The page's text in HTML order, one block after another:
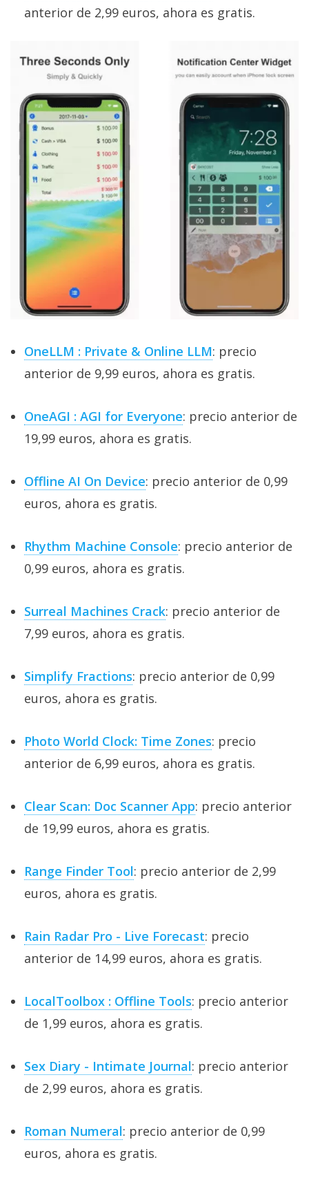
anterior de 2,99 euros, ahora es gratis.
OneLLM : Private & Online LLM: precio
anterior de 9,99 euros, ahora es gratis.
OneAGI : AGI for Everyone: precio anterior de
19,99 euros, ahora es gratis.
Offline AI On Device: precio anterior de 0,99
euros, ahora es gratis.
Rhythm Machine Console: precio anterior de
0,99 euros, ahora es gratis.
Surreal Machines Crack: precio anterior de
7,99 euros, ahora es gratis.
Simplify Fractions: precio anterior de 0,99
euros, ahora es gratis.
Photo World Clock: Time Zones: precio
anterior de 6,99 euros, ahora es gratis.
Clear Scan: Doc Scanner App: precio anterior
de 19,99 euros, ahora es gratis.
Range Finder Tool: precio anterior de 2,99
euros, ahora es gratis.
Rain Radar Pro - Live Forecast: precio
anterior de 14,99 euros, ahora es gratis.
LocalToolbox : Offline Tools: precio anterior
de 1,99 euros, ahora es gratis.
Sex Diary - Intimate Journal: precio anterior
de 2,99 euros, ahora es gratis.
Roman Numeral: precio anterior de 0,99
euros, ahora es gratis.